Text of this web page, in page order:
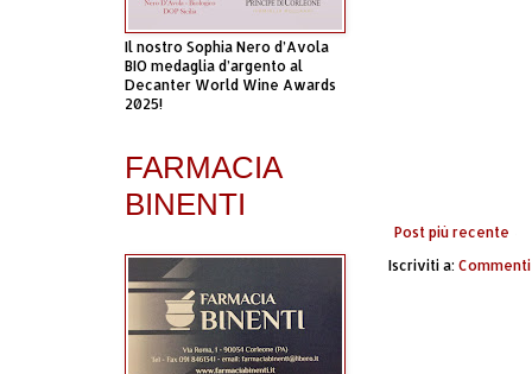
Post più recente
Iscriviti a:
Il nostro Sophia Nero d’Avola
BIO medaglia d’argento al
Decanter World Wine Awards
2025!
FARMACIA
BINENTI